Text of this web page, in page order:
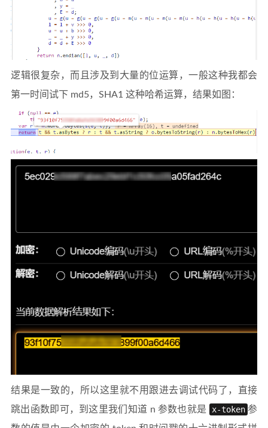
逻辑很复杂，而且涉及到大量的位运算，一般这种我都会
第一时间试下 md5，SHA1 这种哈希运算，结果如图：
结果是一致的，所以这里就不用跟进去调试代码了，直接
跳出函数即可，到这里我们知道 n 参数也就是
x-token 参